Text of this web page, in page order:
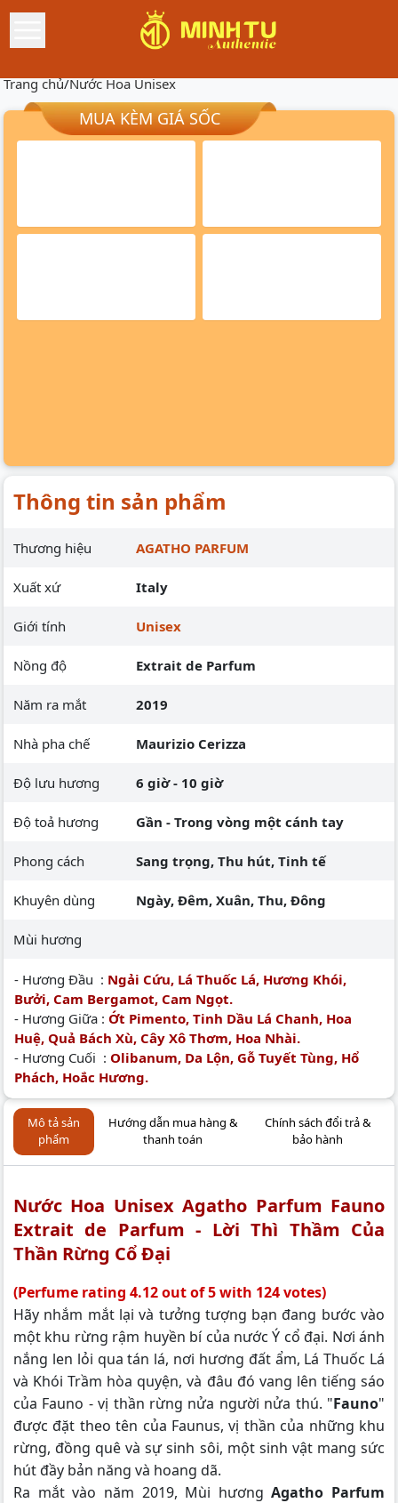
Trang chủ/Nước Hoa Unisex
MUA KÈM GIÁ SỐC
Mô tả sản
phẩm
Hướng dẫn mua hàng &
thanh toán
Chính sách đổi trả &
bảo hành
Nước Hoa Unisex Agatho Parfum Fauno
Extrait de Parfum - Lời Thì Thầm Của
Thần Rừng Cổ Đại
(Perfume rating 4.12 out of 5 with 124 votes)
Hãy nhắm mắt lại và tưởng tượng bạn đang bước vào
một khu rừng rậm huyền bí của nước Ý cổ đại. Nơi ánh
nắng len lỏi qua tán lá, nơi hương đất ẩm, Lá Thuốc Lá
và Khói Trầm hòa quyện, và đâu đó vang lên tiếng sáo
của Fauno - vị thần rừng nửa người nửa thú. "Fauno"
được đặt theo tên của Faunus, vị thần của những khu
rừng, đồng quê và sự sinh sôi, một sinh vật mang sức
hút đầy bản năng và hoang dã.
Ra mắt vào năm 2019, Mùi hươngAgatho Parfum
Thông tin sản phẩm
Thương hiệu AGATHO PARFUM
Xuất xứ Italy
Giới tính Unisex
Nồng độ Extrait de Parfum
Năm ra mắt 2019
Nhà pha chế Maurizio Cerizza
Độ lưu hương 6 giờ - 10 giờ
Độ toả hương Gần - Trong vòng một cánh tay
Phong cách Sang trọng, Thu hút, Tinh tế
Khuyên dùng Ngày, Đêm, Xuân, Thu, Đông
Mùi hương
- Hương Đầu : Ngải Cứu, Lá Thuốc Lá, Hương Khói,
Bưởi, Cam Bergamot, Cam Ngọt.
- Hương Giữa : Ớt Pimento, Tinh Dầu Lá Chanh, Hoa
Huệ, Quả Bách Xù, Cây Xô Thơm, Hoa Nhài.
- Hương Cuối : Olibanum, Da Lộn, Gỗ Tuyết Tùng, Hổ
Phách, Hoắc Hương.